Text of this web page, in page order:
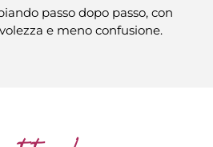
passo dopo passo, con
e meno confusione.